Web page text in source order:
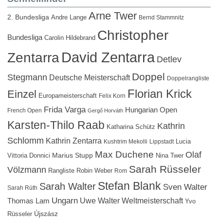
2. Bundesliga Andre Lange Arne Twer Bernd Stammnitz
Bundesliga Carolin Hildebrand Christopher
ZentarraDavid Zentarra Detlev
Stegmann Deutsche Meisterschaft Doppel Doppelrangliste
Einzel Europameisterschaft Felix Korn Florian Krick
French Open Frida Varga Gergő Horváth Hungarian Open
Karsten-Thilo Raab Katharina Schütz Kathrin
Schlomm Kathrin Zentarra Kushtrim Mekolli Lippstadt
Lucia
Vittoria Donnici Marius Stupp Max Duchene Nina Twer Olaf
Völzmann Rangliste Robin Weber Rom Sarah Rüsseler
Sarah Rüth Sarah Walter Stefan Blank Sven Walter
Thomas Lam Ungarn Uwe Walter Weltmeisterschaft Yvo
Rüsseler Újszász